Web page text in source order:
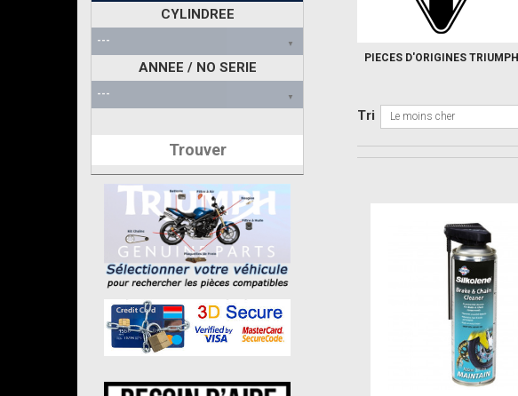
CYLINDREE
ANNEE / NO SERIE
Trouver
PIECES D'ORIGINES TRIUMPH
Tri Le moins cher